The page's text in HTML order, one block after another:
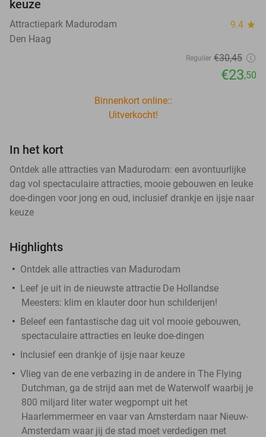
keuze
Attractiepark Madurodam 9.4 star
Den Haag
Regulier €30,45
€23,50
Binnenkort online::
Uitverkocht!
In het kort
Ontdek alle attracties van Madurodam: een avontuurlijke
dag vol spectaculaire attracties, mooie gebouwen en leuke
doe-dingen voor jong en oud, inclusief drankje en ijsje naar
keuze
Highlights
Ontdek alle attracties van Madurodam
Leef je uit in de nieuwste attractie De Hollandse
Meesters: klim en klauter door hun schilderijen!
Beleef een fantastische dag uit vol mooie gebouwen,
spectaculaire attracties en leuke doe-dingen
Inclusief een drankje of ijsje naar keuze
Vlieg van de ene verbazing in de andere in The Flying
Dutchman, ga de strijd aan met de Waterwolf waarbij je
800 miljard liter water wegpompt uit het
Haarlemmermeer en vaar van Amsterdam naar Nieuw-
Amsterdam waar jij de stad moet verdedigen met